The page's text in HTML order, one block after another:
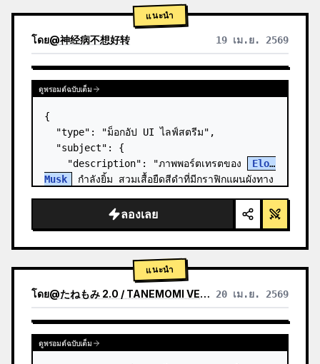
แนะนำ
โดย@神经病不想好转 19 เม.ย. 2569
ดูพรอมต์ฉบับเต็ม
{
  "type": "ม็อกอัป UI ไลฟ์สตรีม",
  "subject": {
    "description": "ภาพพอร์ตเทรตของ
Elon
Musk
กำลังยิ้ม สวมเสื้อยืดสีดำที่มีกราฟิกแผนผังทาง
    "background": "ด้านซ้ายแสดงหน้าจอที่มี
ข้อความ '{argument n…
ลองเลย
แนะนำ
โดย@たねもみ 2.0 / TANEMOMI VER2.0 20 เม.ย. 2569
ดูพรอมต์ฉบับเต็ม